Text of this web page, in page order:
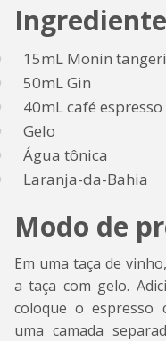
15mL Monin
50mL Gin
40mL café espresso
Gelo
Água tônica
Laranja-da-Bahia
Modo de
Em uma taça de
a taça com gelo.
coloque o espresso
uma camada